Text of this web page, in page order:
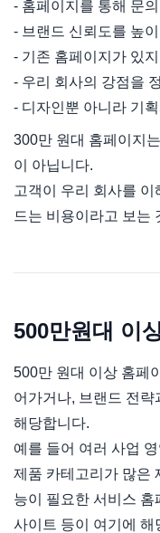
- 홈페이지를 통해 문
- 브랜드 신뢰도를 높
- 기존 홈페이지가 있
- 우리 회사의 강점을
- 디자인뿐 아니라 기
300만 원대 홈페이지
이 아닙니다.
고객이 우리 회사를
드는 비용이라고 보는
500만원대 이
500만 원대 이상 홈페
어가거나, 브랜드 전략
해당합니다.
예를 들어 여러 사업
제품 카테고리가 많은
능이 필요한 서비스
사이트 등이 여기에 해